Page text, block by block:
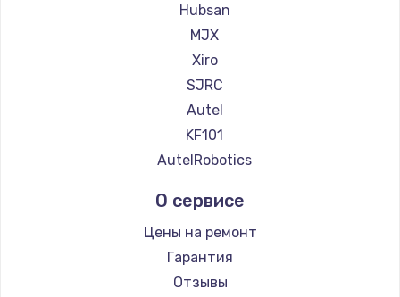
Заказать
Замена сенсорного датчика
1300 руб.
Заказать
Замена сигнальной лампы
Заказать
Замена системной платы
1500 руб.
Hubsan
MJX
Xiro
SJRC
Autel
KF101
AutelRobotics
О сервисе
Цены на ремонт
Гарантия
Отзывы